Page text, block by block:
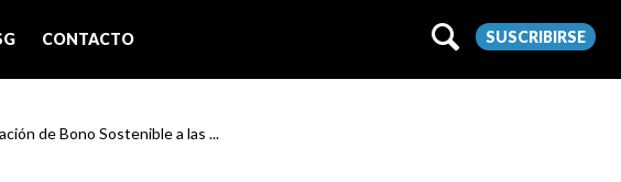
CONTACTO SUSCRIBIRSE
de Bono Sostenible a las ...